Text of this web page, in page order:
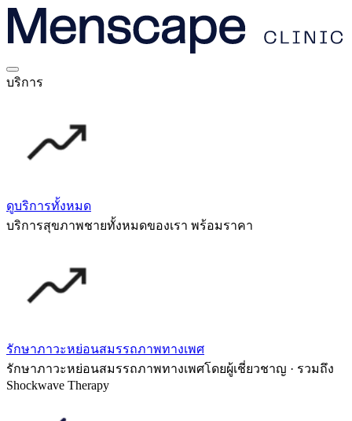
บริการ
ดูบริการทั้งหมด
บริการสุขภาพชายทั้งหมดของเรา พร้อมราคา
รักษาภาวะหย่อนสมรรถภาพทางเพศ
รักษาภาวะหย่อนสมรรถภาพทางเพศโดยผู้เชี่ยวชาญ · รวมถึง
Shockwave Therapy